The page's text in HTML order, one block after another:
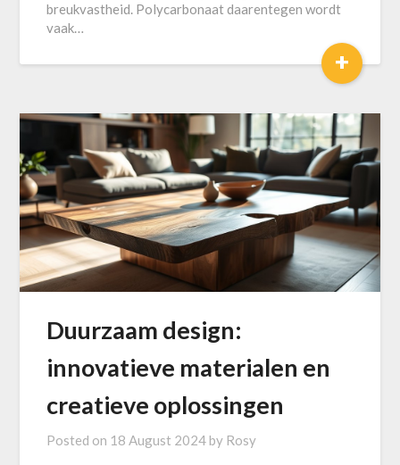
breukvastheid. Polycarbonaat daarentegen wordt
vaak…
+
Duurzaam design:
innovatieve materialen en
creatieve oplossingen
Posted on 18 August 2024 by Rosy